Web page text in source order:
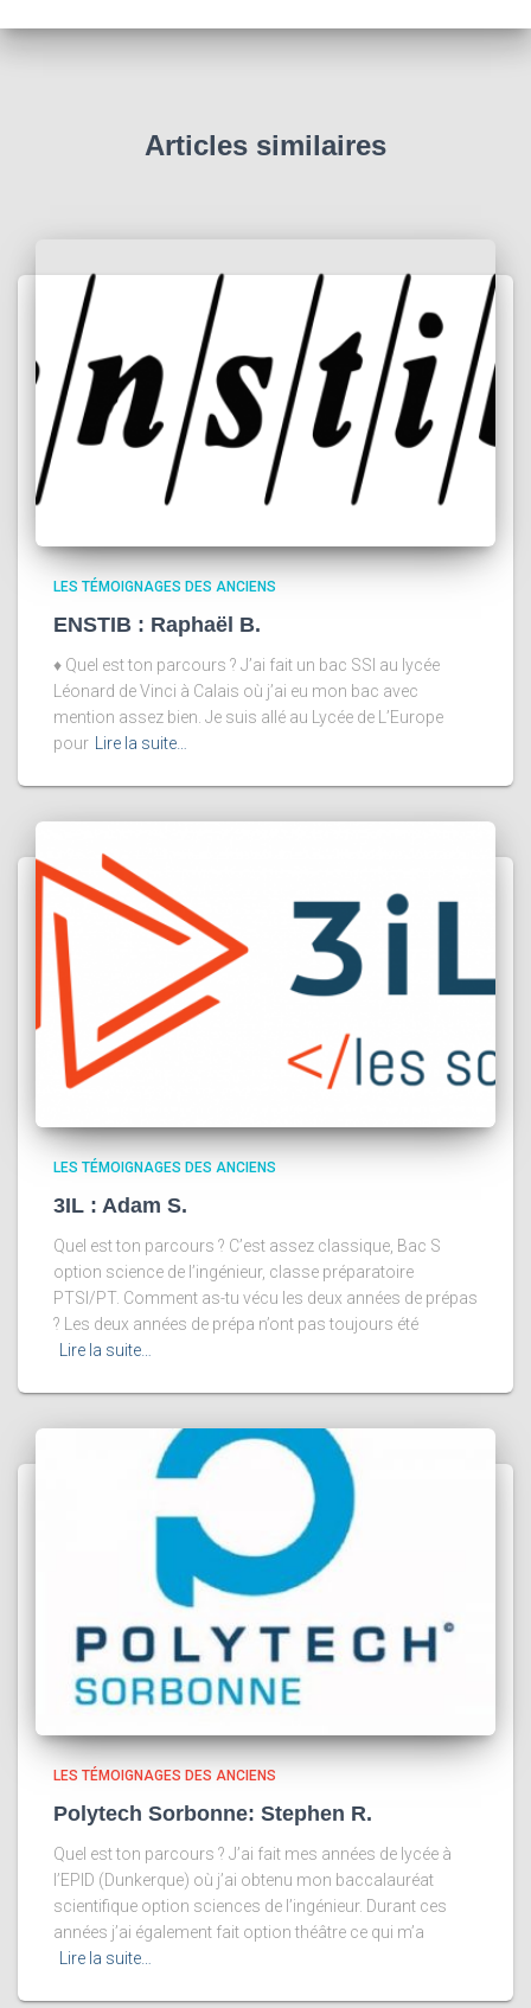
Articles similaires
LES TÉMOIGNAGES DES ANCIENS
ENSTIB : Raphaël B.
♦ Quel est ton parcours ? J’ai fait un bac SSI au lycée
Léonard de Vinci à Calais où j’ai eu mon bac avec
mention assez bien. Je suis allé au Lycée de L’Europe
pour
Lire la suite…
LES TÉMOIGNAGES DES ANCIENS
3IL : Adam S.
Quel est ton parcours ? C’est assez classique, Bac S
option science de l’ingénieur, classe préparatoire
PTSI/PT. Comment as-tu vécu les deux années de prépas
? Les deux années de prépa n’ont pas toujours été
Lire la suite…
LES TÉMOIGNAGES DES ANCIENS
Polytech Sorbonne: Stephen R.
Quel est ton parcours ? J’ai fait mes années de lycée à
l’EPID (Dunkerque) où j’ai obtenu mon baccalauréat
scientifique option sciences de l’ingénieur. Durant ces
années j’ai également fait option théâtre ce qui m’a
Lire la suite…